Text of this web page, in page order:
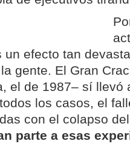
un efecto tan
gente. El Gran
el de 1987– sí llevó
los casos, el
con el colapso
parte a esas